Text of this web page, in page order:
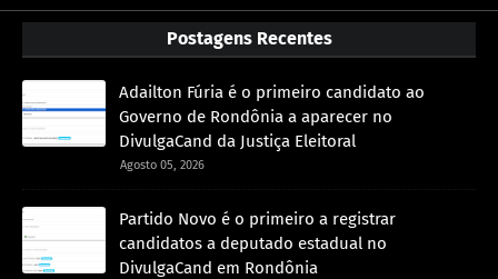
Postagens Recentes
Adailton Fúria é o primeiro candidato ao
Governo de Rondônia a aparecer no
DivulgaCand da Justiça Eleitoral
Agosto 05, 2026
Partido Novo é o primeiro a registrar
candidatos a deputado estadual no
DivulgaCand em Rondônia